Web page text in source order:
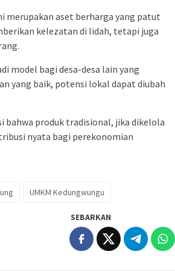
merupakan aset berharga yang patut
kelezatan di lidah, tetapi juga
model bagi desa-desa lain yang
yang baik, potensi lokal dapat diubah
bahwa produk tradisional, jika dikelola
nyata bagi perekonomian
UMKM Kedungwungu
SEBARKAN